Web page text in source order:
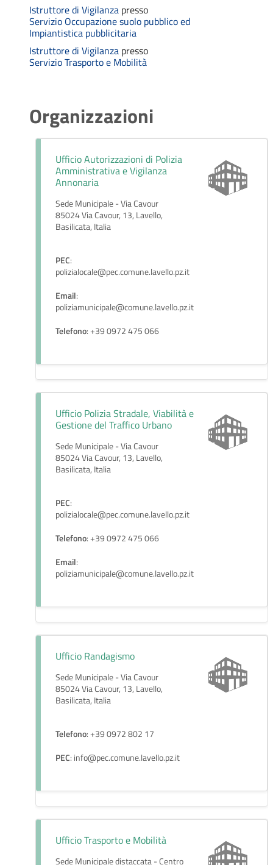
Istruttore di Vigilanza presso
Servizio Occupazione suolo pubblico ed
Impiantistica pubblicitaria
Istruttore di Vigilanza presso
Servizio Trasporto e Mobilità
Organizzazioni
Ufficio Autorizzazioni di Polizia
Amministrativa e Vigilanza
Annonaria
Sede Municipale - Via Cavour
85024 Via Cavour, 13, Lavello,
Basilicata, Italia
PEC:
polizialocale@pec.comune.lavello.pz.it
Email:
poliziamunicipale@comune.lavello.pz.it
Telefono: +39 0972 475 066
Ufficio Polizia Stradale, Viabilità e
Gestione del Traffico Urbano
Sede Municipale - Via Cavour
85024 Via Cavour, 13, Lavello,
Basilicata, Italia
PEC:
polizialocale@pec.comune.lavello.pz.it
Telefono: +39 0972 475 066
Email:
poliziamunicipale@comune.lavello.pz.it
Ufficio Randagismo
Sede Municipale - Via Cavour
85024 Via Cavour, 13, Lavello,
Basilicata, Italia
Telefono: +39 0972 802 17
PEC: info@pec.comune.lavello.pz.it
Ufficio Trasporto e Mobilità
Sede Municipale distaccata - Centro